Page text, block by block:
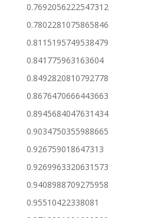
0.7692056222547312
0.7802281075865846
0.8115195749538479
0.841775963163604
0.8492820810792778
0.8676470666443663
0.8945684047631434
0.9034750355988665
0.926759018647313
0.9269963320631573
0.9408988709275958
0.95510422338081